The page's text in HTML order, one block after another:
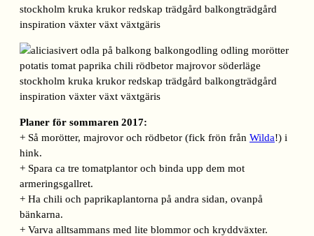
Planer för sommaren 2017:
+ Så morötter, majrovor och rödbetor (fick frön från Wilda!) i
hink.
+ Spara ca tre tomatplantor och binda upp dem mot
armeringsgallret.
+ Ha chili och paprikaplantorna på andra sidan, ovanpå
bänkarna.
+ Varva alltsammans med lite blommor och kryddväxter.